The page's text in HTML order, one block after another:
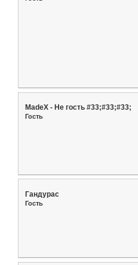
MadeX - Не гость #33;#33;#33;
Гость
Гандурас
Гость